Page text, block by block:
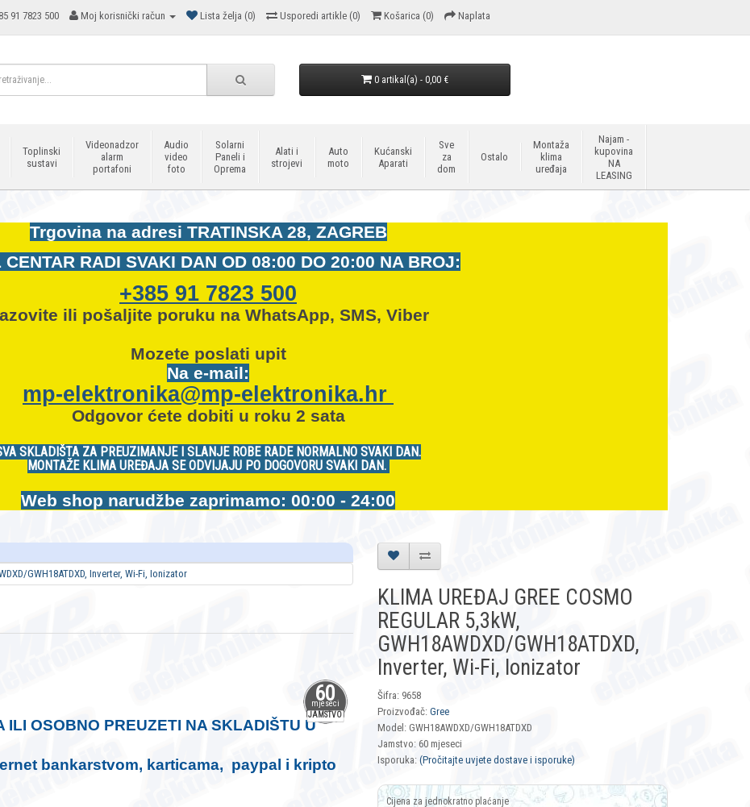
91 7823 500 Moj korisnički račun Lista želja (0) Usporedi artikle (0) Košarica (0) Naplata
0 artikal(a) - 0,00 €
Toplinski
sustavi
Videonadzor
alarm
portafoni
Audio
video
foto
Solarni
Paneli i
Oprema
Alati i
strojevi
Auto
moto
Kućanski
Aparati
Sve
za
dom
Ostalo
Montaža
klima
uređaja
Najam -
kupovina
NA
LEASING
Trgovina na adresi TRATINSKA 28, ZAGREB
RADI SVAKI DAN OD 08:00 DO 20:00 NA BROJ:
+385 91 7823 500
ili pošaljite poruku na WhatsApp, SMS, Viber
Mozete poslati upit
Na e-mail:
mp-elektronika@mp-elektronika.hr
Odgovor ćete dobiti u roku 2 sata
SKLADIŠTA ZA PREUZIMANJE I SLANJE ROBE RADE NORMALNO SVAKI DAN.
MONTAŽE KLIMA UREĐAJA SE ODVIJAJU PO DOGOVORU SVAKI DAN.
Web shop narudžbe zaprimamo: 00:00 - 24:00
60
mjeseci
JAMSTVO
OSOBNO PREUZETI NA SKLADIŠTU U
bankarstvom, karticama, paypal i kripto
KLIMA UREĐAJ GREE COSMO
REGULAR 5,3kW,
GWH18AWDXD/GWH18ATDXD,
Inverter, Wi-Fi, Ionizator
Šifra: 9658
Proizvođač: Gree
Model: GWH18AWDXD/GWH18ATDXD
Jamstvo: 60 mjeseci
Isporuka: (Pročitajte uvjete dostave i isporuke)